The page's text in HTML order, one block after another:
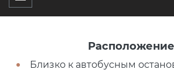
Расположение
Близко к автобусным